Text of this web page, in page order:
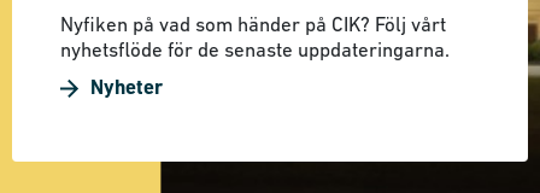
Nyfiken på vad som händer på CIK? Följ vårt
nyhetsflöde för de senaste uppdateringarna.
Nyheter